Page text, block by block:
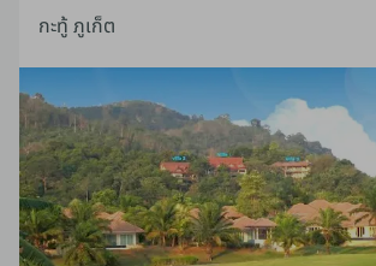
กะทู้ ภูเก็ต